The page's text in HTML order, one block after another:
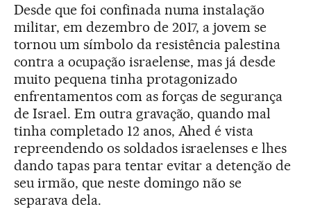
Desde que foi confinada numa instalação
militar, em dezembro de 2017, a jovem se
tornou um símbolo da resistência palestina
contra a ocupação israelense, mas já desde
muito pequena tinha protagonizado
enfrentamentos com as forças de segurança
de Israel. Em outra gravação, quando mal
tinha completado 12 anos, Ahed é vista
repreendendo os soldados israelenses e lhes
dando tapas para tentar evitar a detenção de
seu irmão, que neste domingo não se
separava dela.